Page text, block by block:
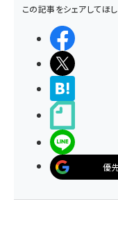
この記事をシェアしてほし
優